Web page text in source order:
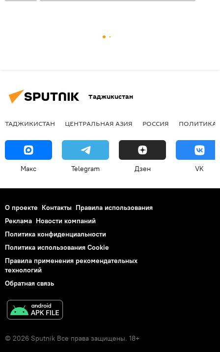
Таджикистан
ТАДЖИКИСТАН ЦЕНТРАЛЬНАЯ АЗИЯ РОССИЯ ПОЛИТИКА
Макс Telegram Дзен VK
О проекте Контакты Правила использования
Реклама Новости компаний
Политика конфиденциальности
Политика использования Cookie
Правила применения рекомендательных
технологий
Обратная связь
© 2026 Sputnik Все права защищены. 18+